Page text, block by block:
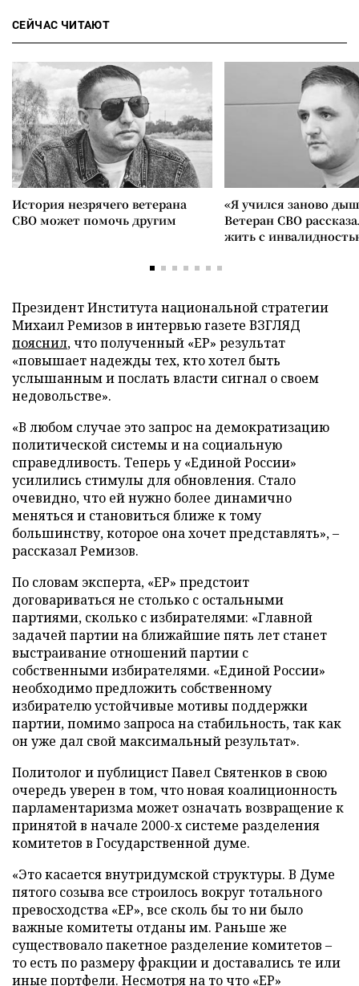
СЕЙЧАС ЧИТАЮТ
История незрячего ветерана
СВО может помочь другим
«Я учился заново
Ветеран СВО
жить с
Президент Института национальной стратегии
Михаил Ремизов в интервью газете ВЗГЛЯД
пояснил, что полученный «ЕР» результат
«повышает надежды тех, кто хотел быть
услышанным и послать власти сигнал о своем
недовольстве».
«В любом случае это запрос на демократизацию
политической системы и на социальную
справедливость. Теперь у «Единой России»
усилились стимулы для обновления. Стало
очевидно, что ей нужно более динамично
меняться и становиться ближе к тому
большинству, которое она хочет представлять», –
рассказал Ремизов.
По словам эксперта, «ЕР» предстоит
договариваться не столько с остальными
партиями, сколько с избирателями: «Главной
задачей партии на ближайшие пять лет станет
выстраивание отношений партии с
собственными избирателями. «Единой России»
необходимо предложить собственному
избирателю устойчивые мотивы поддержки
партии, помимо запроса на стабильность, так как
он уже дал свой максимальный результат».
Политолог и публицист Павел Святенков в свою
очередь уверен в том, что новая коалиционность
парламентаризма может означать возвращение к
принятой в начале 2000-х системе разделения
комитетов в Государственной думе.
«Это касается внутридумской структуры. В Думе
пятого созыва все строилось вокруг тотального
превосходства «ЕР», все сколь бы то ни было
важные комитеты отданы им. Раньше же
существовало пакетное разделение комитетов –
то есть по размеру фракции и доставались те или
иные портфели. Несмотря на то что «ЕР»